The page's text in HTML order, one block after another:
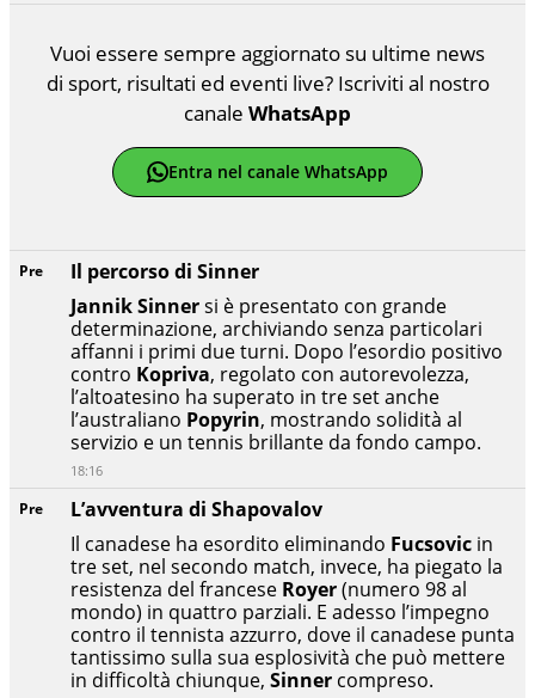
Pre
L’avventura di Shapovalov
Il canadese ha esordito eliminando Fucsovic in
tre set, nel secondo match, invece, ha piegato la
resistenza del francese Royer(numero 98 al
mondo) in quattro parziali. E adesso l’impegno
contro il tennista azzurro, dove il canadese punta
tantissimo sulla sua esplosività che può mettere
in difficoltà chiunque, Sinner compreso.
Pre
Il percorso di Sinner
Jannik Sinnersi è presentato con grande
determinazione, archiviando senza particolari
affanni i primi due turni. Dopo l’esordio positivo
contro Kopriva, regolato con autorevolezza,
l’altoatesino ha superato in tre set anche
l’australiano Popyrin, mostrando solidità al
servizio e un tennis brillante da fondo campo.
18:16
Vuoi essere sempre aggiornato su ultime news
di sport, risultati ed eventi live? Iscriviti al nostro
canale WhatsApp
Entra nel canale WhatsApp